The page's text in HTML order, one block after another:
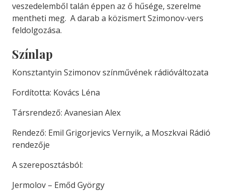
veszedelemből talán éppen az ő hűsége, szerelme
mentheti meg. A darab a közismert Szimonov-vers
feldolgozása.
Színlap
Konsztantyin Szimonov színművének rádióváltozata
Fordította: Kovács Léna
Társrendező: Avanesian Alex
Rendező: Emil Grigorjevics Vernyik, a Moszkvai Rádió
rendezője
A szereposztásból:
Jermolov – Emőd György